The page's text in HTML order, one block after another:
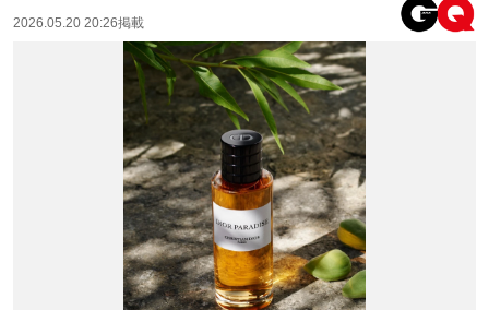
2026.05.20 20:26掲載